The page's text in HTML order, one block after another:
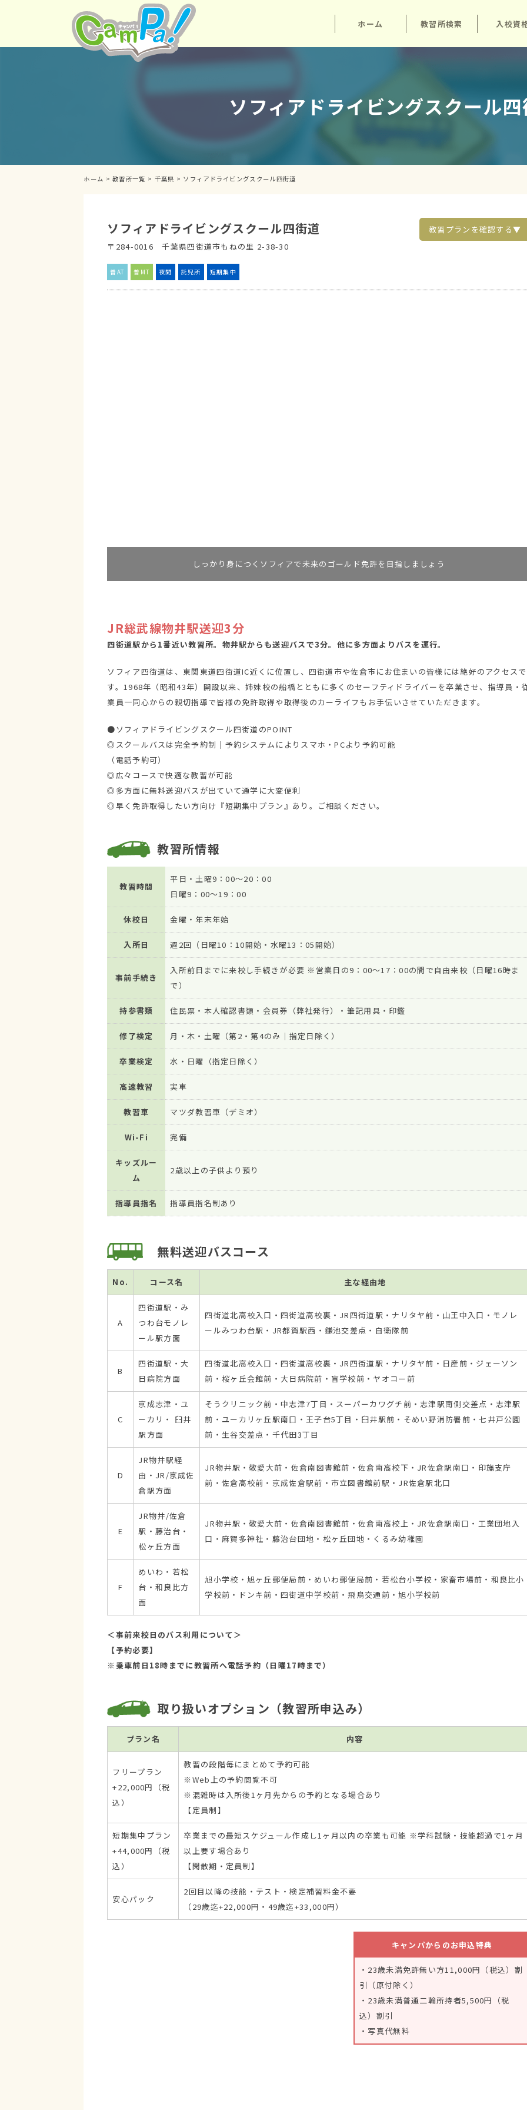
ホーム 教習所検索 入校資
ソフィアドライビングスクール
ホーム >教習所一覧 > 千葉県 > ソフィアドライビングスクール四街道
ソフィアドライビングスクール四街道
〒284-0016 千葉県四街道市もねの里 2-38-30
教習プランを確認する▼
普AT 普MT 夜間 託児所 短期集中
しっかり身につくソフィアで未来のゴールド免許を目指しましょう
JR総武線物井駅送迎3分
四街道駅から1番近い教習所。物井駅からも送迎バスで3分。他に多方面よりバスを運行。
ソフィア四街道は、東関東道四街道IC近くに位置し、四街道市や佐倉市にお住まいの皆様には絶好のアクセスで
す。1968年（昭和43年）開設以来、姉妹校の船橋とともに多くのセーフティドライバーを卒業させ、指導員・
業員一同心からの親切指導で皆様の免許取得や取得後のカーライフもお手伝いさせていただきます。
●ソフィアドライビングスクール四街道のPOINT
◎スクールバスは完全予約制｜予約システムによりスマホ・PCより予約可能
（電話予約可）
◎広々コースで快適な教習が可能
◎多方面に無料送迎バスが出ていて通学に大変便利
◎早く免許取得したい方向け『短期集中プラン』あり。ご相談ください。
教習所情報
教習時間
平日・土曜9：00～20：00
日曜9：00～19：00
休校日 金曜・年末年始
入所日 週2回（日曜10：10開始・水曜13：05開始）
事前手続き
入所前日までに来校し手続きが必要 ※営業日の9：00～17：00の間で自由来校（日曜16時ま
で）
持参書類 住民票・本人確認書類・会員券（弊社発行）・筆記用具・印鑑
修了検定 月・木・土曜（第2・第4のみ｜指定日除く）
卒業検定 水・日曜（指定日除く）
高速教習 実車
教習車 マツダ教習車（デミオ）
Wi-Fi 完備
キッズルー
ム
2歳以上の子供より預り
指導員指名 指導員指名制あり
無料送迎バスコース
No. コース名 主な経由地
A
四街道駅・み
つわ台モノレ
ール駅方面
四街道北高校入口・四街道高校裏・JR四街道駅・ナリタヤ前・山王中入口・モノレ
ールみつわ台駅・JR都賀駅西・鎌池交差点・自衛隊前
B
四街道駅・大
日病院方面
四街道北高校入口・四街道高校裏・JR四街道駅・ナリタヤ前・日産前・ジェーソン
前・桜ヶ丘会館前・大日病院前・盲学校前・ヤオコー前
C
京成志津・ユ
ーカリ・ 臼井
駅方面
そうクリニック前・中志津7丁目・スーパーカワグチ前・志津駅南側交差点・志津駅
前・ユーカリヶ丘駅南口・王子台5丁目・臼井駅前・そめい野消防署前・七井戸公園
前・生谷交差点・千代田3丁目
D
JR物井駅経
由・JR/京成佐
倉駅方面
JR物井駅・敬愛大前・佐倉南図書館前・佐倉南高校下・JR佐倉駅南口・印旛支庁
前・佐倉高校前・京成佐倉駅前・市立図書館前駅・JR佐倉駅北口
E
JR物井/佐倉
駅・藤治台・
松ヶ丘方面
JR物井駅・敬愛大前・佐倉南図書館前・佐倉南高校上・JR佐倉駅南口・工業団地入
口・麻賀多神社・藤治台団地・松ヶ丘団地・くるみ幼稚園
F
めいわ・若松
台・和良比方
面
旭小学校・旭ヶ丘郵便局前・めいわ郵便局前・若松台小学校・家畜市場前・和良比小
学校前・ドンキ前・四街道中学校前・飛鳥交通前・旭小学校前
＜事前来校日のバス利用について＞
【予約必要】
※乗車前日18時までに教習所へ電話予約（日曜17時まで）
取り扱いオプション（教習所申込み）
プラン名 内容
フリープラン
+22,000円（税
込）
教習の段階毎にまとめて予約可能
※Web上の予約閲覧不可
※混雑時は入所後1ヶ月先からの予約となる場合あり
【定員制】
短期集中プラン
+44,000円（税
込）
卒業までの最短スケジュール作成し1ヶ月以内の卒業も可能 ※学科試験・技能超過で1ヶ月
以上要す場合あり
【閑散期・定員制】
安心パック
2回目以降の技能・テスト・検定補習料金不要
（29歳迄+22,000円・49歳迄+33,000円）
キャンパからのお申込特典
・23歳未満免許無い方11,000円（税込）割
引（原付除く）
・23歳未満普通二輪所持者5,500円（税
込）割引
・写真代無料